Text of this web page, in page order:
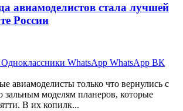
авиамоделистов стала лучшей
России
Одноклассники WhatsApp WhatsApp ВК
авиамоделисты только что вернулись с
зальным моделям планеров, которые
В их копилк...